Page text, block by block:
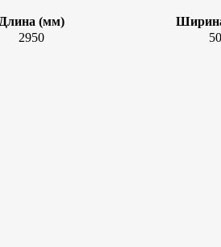
Длина (мм)
2950 50